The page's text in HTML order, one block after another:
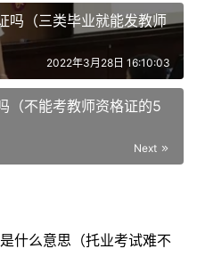
初级会计师证书。
从业资格证之前取得的证
明了，但是仍然可以作为个
咨询师这份工作，随着铺天
心理问题的病人的增加，相
师资格证的心思，
理咨询师的岗位发展是很光
吗（三类毕业就能发教师
2022年3月28日 16:10:03
（不能考教师资格证的5
Next
什么意思（托业考试难不